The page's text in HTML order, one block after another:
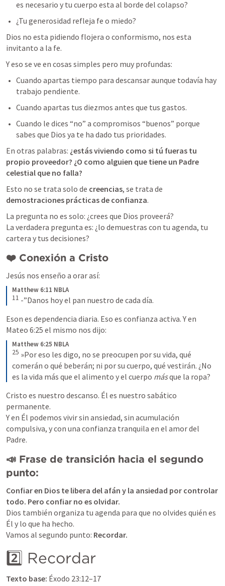
es necesario y tu cuerpo esta al borde del colapso?
¿Tu generosidad refleja fe o miedo?
Dios no esta pidiendo flojera o conformismo, nos esta
invitanto a la fe.
Y eso se ve en cosas simples pero muy profundas:
Cuando apartas tiempo para descansar aunque todavía hay
trabajo pendiente.
Cuando apartas tus diezmos antes que tus gastos.
Cuando le dices “no” a compromisos “buenos” porque
sabes que Dios ya te ha dado tus prioridades.
En otras palabras: ¿estás viviendo como si tú fueras tu
propio proveedor? ¿O como alguien que tiene un Padre
celestial que no falla?
Esto no se trata solo de creencias
demostraciones prácticas de confianza.
La pregunta no es solo: ¿crees que Dios proveerá?
La verdadera pregunta es: ¿lo demuestras con tu agenda, tu
cartera y tus decisiones?
❤️ Conexión a Cristo
Jesús nos enseño a orar así:
Matthew 6:11 NBLA
11 -”Danos hoy el pan nuestro de cada día.
Mateo 6:25 el mismo nos dijo:
Matthew 6:25 NBLA
25 »Por eso les digo, no se preocupen por su vida, qué
comerán o qué beberán; ni por su cuerpo, qué vestirán. ¿No
es la vida más que el alimento y el cuerpo más que la ropa?
Cristo es nuestro descanso. Él es nuestro sabático
permanente.
Y en Él podemos vivir sin ansiedad, sin acumulación
compulsiva, y con una confianza tranquila en el amor del
Padre.
📣 Frase de transición hacia el segundo
punto:
Confiar en Dios te libera del afán y la ansiedad por controlar
todo. Pero confiar no es olvidar.
Dios también organiza tu agenda para que no olvides quién es
Él y lo que ha hecho.
Vamos al segundo punto: Recordar.
2️⃣ Recordar
Texto base: Éxodo 23:12–17